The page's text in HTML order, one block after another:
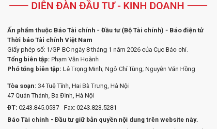
Ấn phẩm thuộc Báo Tài chính - Đầu tư (Bộ Tài chính) - Báo điện tử
Thời báo Tài chính Việt Nam
Giấy phép số: 1/GP-BC ngày 8 tháng 1 năm 2026 của Cục Báo chí.
Tổng biên tập: Phạm Văn Hoành
Phó tổng biên tập: Lê Trọng Minh; Ngô Chí Tùng; Nguyễn Văn Hồng
Tòa soạn: 34 Tuệ Tĩnh, Hai Bà Trưng, Hà Nội
47 Quán Thánh, Ba Đình, Hà Nội
ĐT: 0243.845.0537 - Fax: 0243.823.5281
Báo Tài chính - Đầu tư giữ bản quyền nội dung trên website này.